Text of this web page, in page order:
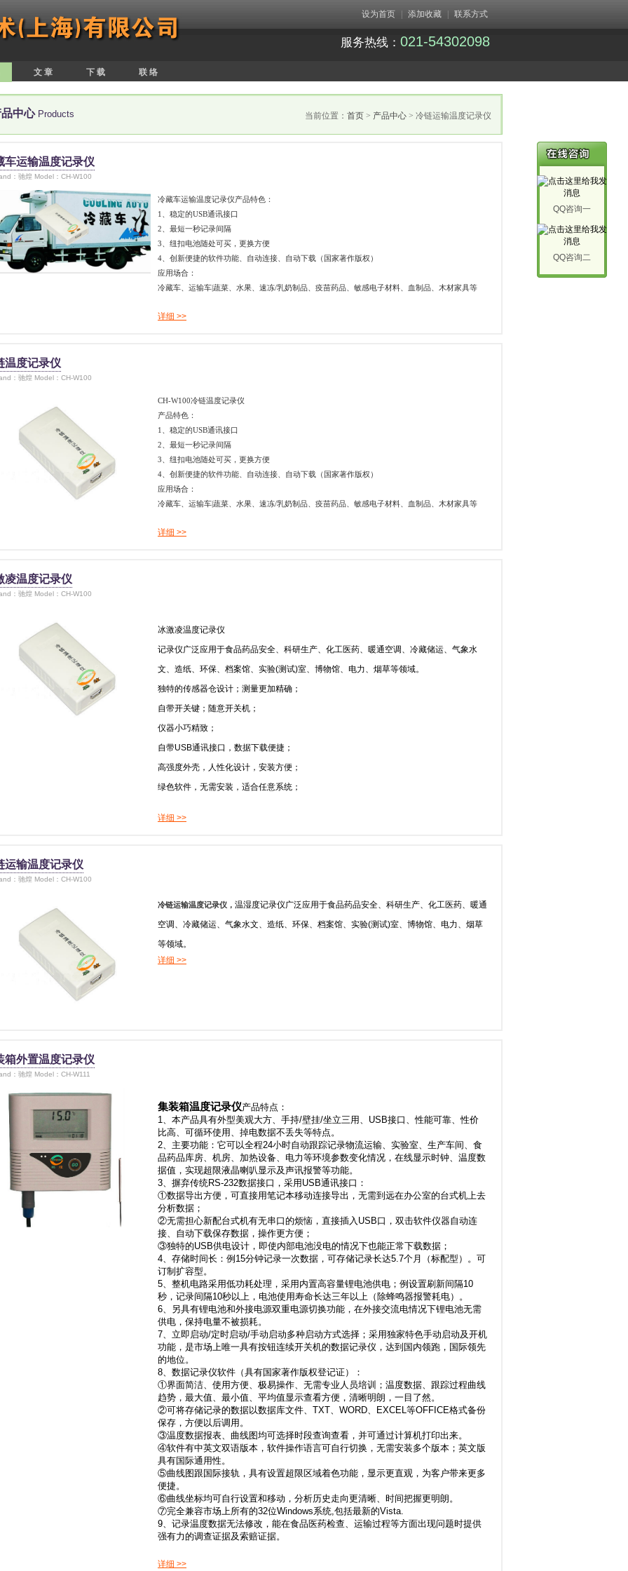
设为首页 添加收藏 联系方式
服务热线： 021-54302098
文 章 下 载 联 络
品中心 Products 当前位置： 首页 > 产品中心 > 冷链运输温度记录仪
车运输温度记录仪
：驰煌 Model：CH-W100
冷藏车运输温度记录仪产品特色：
1、稳定的USB通讯接口
2、最短一秒记录间隔
3、纽扣电池随处可买，更换方便
4、创新便捷的软件功能、自动连接、自动下载（国家著作版权）
应用场合：
冷藏车、运输车|蔬菜、水果、速冻/乳奶制品、疫苗药品、敏感电子材料、血制品、木材家具等
详细 >>
温度记录仪
：驰煌 Model：CH-W100
CH-W100冷链温度记录仪
产品特色：
1、稳定的USB通讯接口
2、最短一秒记录间隔
3、纽扣电池随处可买，更换方便
4、创新便捷的软件功能、自动连接、自动下载（国家著作版权）
应用场合：
冷藏车、运输车|蔬菜、水果、速冻/乳奶制品、疫苗药品、敏感电子材料、血制品、木材家具等
详细 >>
凌温度记录仪
：驰煌 Model：CH-W100
冰激凌温度记录仪
记录仪广泛应用于食品药品安全、科研生产、化工医药、暖通空调、冷藏储运、气象水
文、造纸、环保、档案馆、实验(测试)室、博物馆、电力、烟草等领域。
独特的传感器仓设计；测量更加精确；
自带开关键；随意开关机；
仪器小巧精致；
自带USB通讯接口，数据下载便捷；
高强度外壳，人性化设计，安装方便；
绿色软件，无需安装，适合任意系统；
详细 >>
运输温度记录仪
：驰煌 Model：CH-W100
冷链运输温度记录仪， 温湿度记录仪广泛应用于食品药品安全、科研生产、化工医药、暖通
空调、冷藏储运、气象水文、造纸、环保、档案馆、实验(测试)室、博物馆、电力、烟草
等领域。
详细 >>
箱外置温度记录仪
：驰煌 Model：CH-W111
集装箱温度记录仪产品特点：
1、本产品具有外型美观大方、手持/壁挂/坐立三用、USB接口、性能可靠、性价
比高、可循环使用、掉电数据不丢失等特点。
2、主要功能：它可以全程24小时自动跟踪记录物流运输、实验室、生产车间、食
品药品库房、机房、加热设备、电力等环境参数变化情况，在线显示时钟、温度数
据值，实现超限液晶喇叭显示及声讯报警等功能。
3、摒弃传统RS-232数据接口，采用USB通讯接口：
①数据导出方便，可直接用笔记本移动连接导出，无需到远在办公室的台式机上去
分析数据；
②无需担心新配台式机有无串口的烦恼，直接插入USB口，双击软件仪器自动连
接、自动下载保存数据，操作更方便；
③独特的USB供电设计，即使内部电池没电的情况下也能正常下载数据；
4、存储时间长：例15分钟记录一次数据，可存储记录长达5.7个月（标配型）。可
订制扩容型。
5、整机电路采用低功耗处理，采用内置高容量锂电池供电；例设置刷新间隔10
秒，记录间隔10秒以上，电池使用寿命长达三年以上（除蜂鸣器报警耗电）。
6、另具有锂电池和外接电源双重电源切换功能，在外接交流电情况下锂电池无需
供电，保持电量不被损耗。
7、立即启动/定时启动/手动启动多种启动方式选择；采用独家特色手动启动及开机
功能，是市场上唯一具有按钮连续开关机的数据记录仪，达到国内领跑，国际领先
的地位。
8、数据记录仪软件（具有国家著作版权登记证）：
①界面简洁、使用方便、极易操作、无需专业人员培训；温度数据、跟踪过程曲线
趋势，最大值、最小值、平均值显示查看方便，清晰明朗，一目了然。
②可将存储记录的数据以数据库文件、TXT、WORD、EXCEL等OFFICE格式备份
保存，方便以后调用。
③温度数据报表、曲线图均可选择时段查询查看，并可通过计算机打印出来。
④软件有中英文双语版本，软件操作语言可自行切换，无需安装多个版本；英文版
具有国际通用性。
⑤曲线图跟国际接轨，具有设置超限区域着色功能，显示更直观，为客户带来更多
便捷。
⑥曲线坐标均可自行设置和移动，分析历史走向更清晰、时间把握更明朗。
⑦完全兼容市场上所有的32位Windows系统,包括最新的Vista.
9、记录温度数据无法修改，能在食品医药检查、运输过程等方面出现问题时提供
强有力的调查证据及索赔证据。
详细 >>
QQ咨询一
QQ咨询二